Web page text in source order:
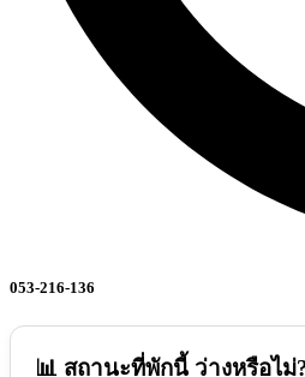
053-216-136
📊 สถานะที่พักนี้ ว่างหรือไม่